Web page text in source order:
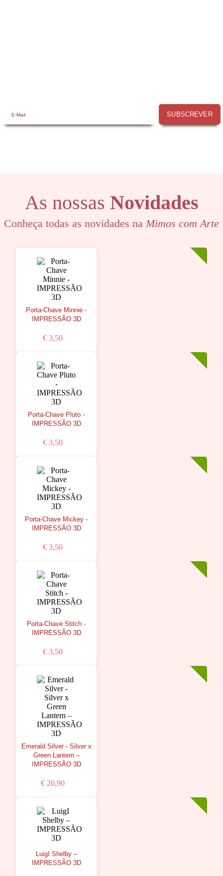
SUBSCREVER
As nossas Novidades
Conheça todas as novidades na Mimos com Arte
Porta-Chave Minnie -
IMPRESSÃO 3D
€ 3,50
Porta-Chave Pluto -
IMPRESSÃO 3D
€ 3,50
Porta-Chave Mickey -
IMPRESSÃO 3D
€ 3,50
Porta-Chave Stitch -
IMPRESSÃO 3D
€ 3,50
Emerald Silver - Silver x
Green Lantern –
IMPRESSÃO 3D
€ 20,90
LuigI Shelby –
IMPRESSÃO 3D